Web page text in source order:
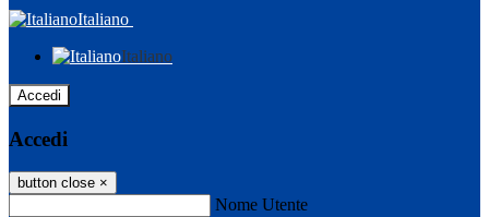
Italiano
Italiano
Accedi
Accedi
button close ×
Nome Utente